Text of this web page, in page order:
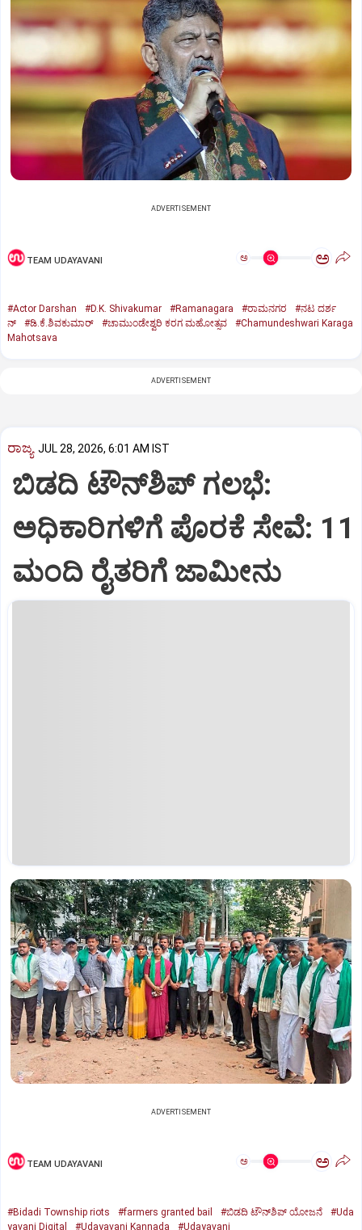
ADVERTISEMENT
TEAM UDAYAVANI ಅ ಅ
#Actor Darshan #D.K. Shivakumar #Ramanagara #ರಾಮನಗರ
#ನಟ ದರ್ಶ
ನ್
#ಡಿ.ಕೆ.ಶಿವಕುಮಾರ್ #ಚಾಮುಂಡೇಶ್ವರಿ ಕರಗ ಮಹೋತ್ಸವ
#Chamundeshwari Karaga
Mahotsava
ADVERTISEMENT
ರಾಜ್ಯ JUL 28, 2026, 6:01 AM IST
ಬಿಡದಿ ಟೌನ್‌ಶಿಪ್‌ ಗಲಭೆ:
ಅಧಿಕಾರಿಗಳಿಗೆ ಪೊರಕೆ ಸೇವೆ: 11
ಮಂದಿ ರೈತರಿಗೆ ಜಾಮೀನು
ADVERTISEMENT
TEAM UDAYAVANI ಅ ಅ
#Bidadi Township riots #farmers granted bail #ಬಿಡದಿ ಟೌನ್‌ಶಿಪ್‌ ಯೋಜನೆ
#Uda
yavani Digital
#Udayavani Kannada #Udayavani